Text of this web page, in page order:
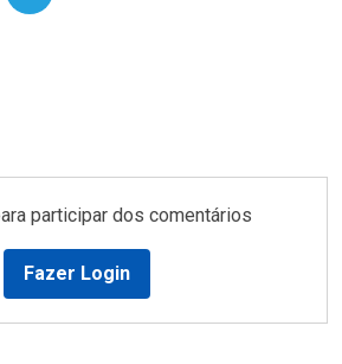
participar dos comentários
Fazer Login